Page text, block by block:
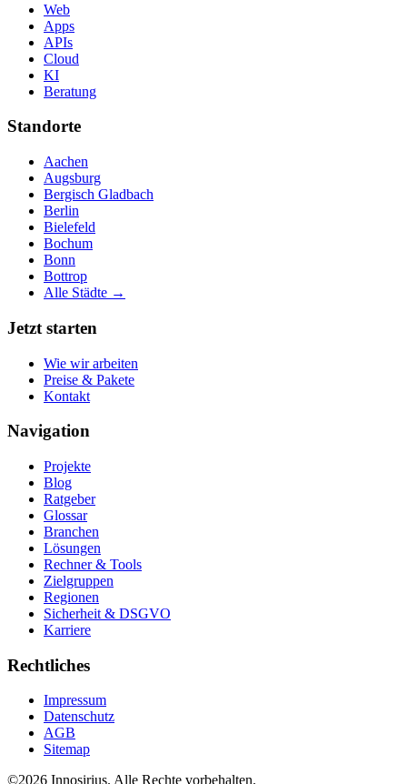
Web
Apps
APIs
Cloud
KI
Beratung
Standorte
Aachen
Augsburg
Bergisch Gladbach
Berlin
Bielefeld
Bochum
Bonn
Bottrop
Alle Städte →
Jetzt starten
Wie wir arbeiten
Preise & Pakete
Kontakt
Navigation
Projekte
Blog
Ratgeber
Glossar
Branchen
Lösungen
Rechner & Tools
Zielgruppen
Regionen
Sicherheit & DSGVO
Karriere
Rechtliches
Impressum
Datenschutz
AGB
Sitemap
©2026 Innosirius. Alle Rechte vorbehalten.